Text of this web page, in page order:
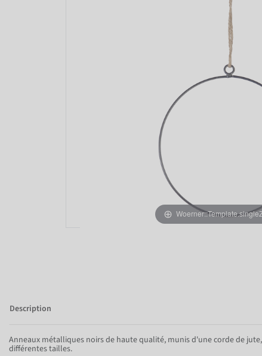
Description
Anneaux métalliques noirs de haute qualité, munis d'une corde de
différentes tailles.